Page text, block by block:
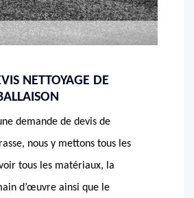
NETTOYAGE DE
demande de devis de
nous y mettons tous les
tous les matériaux, la
d’œuvre ainsi que le